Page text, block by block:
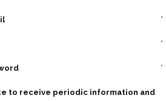
*
*
*
to receive periodic information and